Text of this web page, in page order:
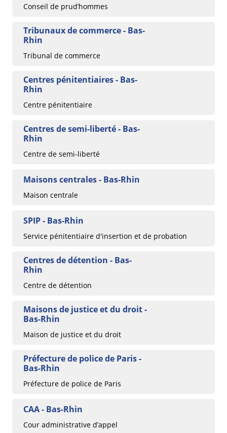
Conseil de prud’hommes
Tribunaux de commerce - Bas-
Rhin
Tribunal de commerce
Centres pénitentiaires - Bas-
Rhin
Centre pénitentiaire
Centres de semi-liberté - Bas-
Rhin
Centre de semi-liberté
Maisons centrales - Bas-Rhin
Maison centrale
SPIP - Bas-Rhin
Service pénitentiaire d'insertion et de probation
Centres de détention - Bas-
Rhin
Centre de détention
Maisons de justice et du droit -
Bas-Rhin
Maison de justice et du droit
Préfecture de police de Paris -
Bas-Rhin
Préfecture de police de Paris
CAA - Bas-Rhin
Cour administrative d’appel